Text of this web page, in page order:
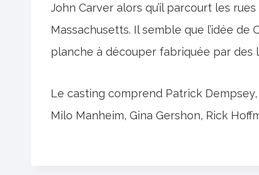
John Carver alors qu’il parcourt les
Massachusetts. Il semble que l’idée
planche à découper fabriquée par des
Le casting comprend Patrick
Milo Manheim, Gina Gershon, Rick